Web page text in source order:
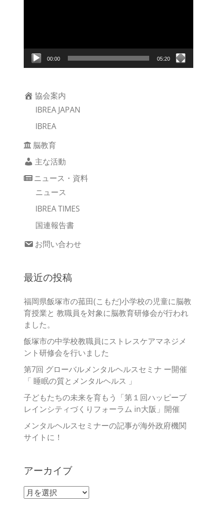
ー
00:00 05:20
協会案内
IBREA JAPAN
IBREA
脳教育
主な活動
ニュース・資料
ニュース
IBREA TIMES
国連報告書
お問い合わせ
最近の投稿
福岡県飯塚市の菰田(こもだ)小学校の児童に脳教
育授業と 教職員を対象に脳教育研修会が行われ
ました。
飯塚市の中学校教職員にストレスケアマネジメ
ント研修会を行いました
第7回 グローバルメンタルヘルスセミナ ー開催
「 睡眠の質とメンタルヘルス 」
子どもたちの未来を育もう「第１回ハッピーブ
レインシティづくりフォーラム in大阪」開催
メンタルヘルスセミナーの記事が海外政府機関
サイトに！
アーカイブ
ア